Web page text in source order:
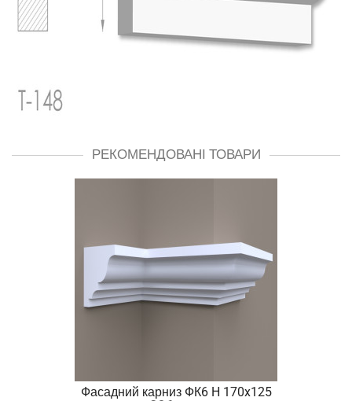
РЕКОМЕНДОВАНІ ТОВАРИ
Фасадний карниз ФК6 H 170x125